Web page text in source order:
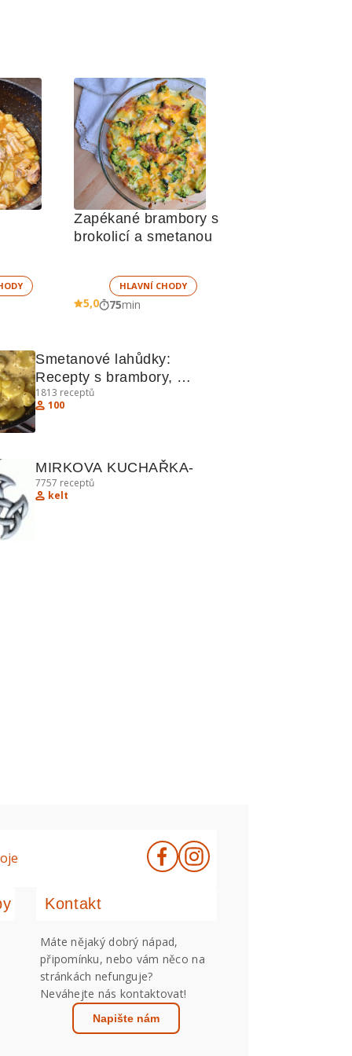
Zapékané brambory s
HLAVNÍ CHODY
5,0 75min
Smetanové lahůdky:
Recepty s brambory,
candátem a houbami
1813 receptů
100
MIRKOVA KUCHAŘKA-
7757 receptů
kelt
Kontakt
Máte nějaký dobrý nápad,
připomínku, nebo vám něco na
stránkách nefunguje?
Neváhejte nás kontaktovat!
Napište nám